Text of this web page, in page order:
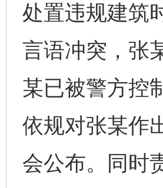
处置违规建筑
言语冲突，张
某已被警方控
依规对张某作
会公布。同时